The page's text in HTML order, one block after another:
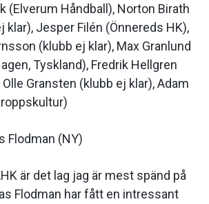
(Elverum Håndball), Norton Birath
klar), Jesper Filén (Önnereds HK),
(klubb ej klar), Max Granlund
Tyskland), Fredrik Hellgren
Gransten (klubb ej klar), Adam
Flodman (NY)
är det lag jag är mest spänd på
Flodman har fått en intressant